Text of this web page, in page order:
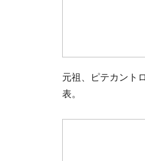
元祖、ピテカント
表。